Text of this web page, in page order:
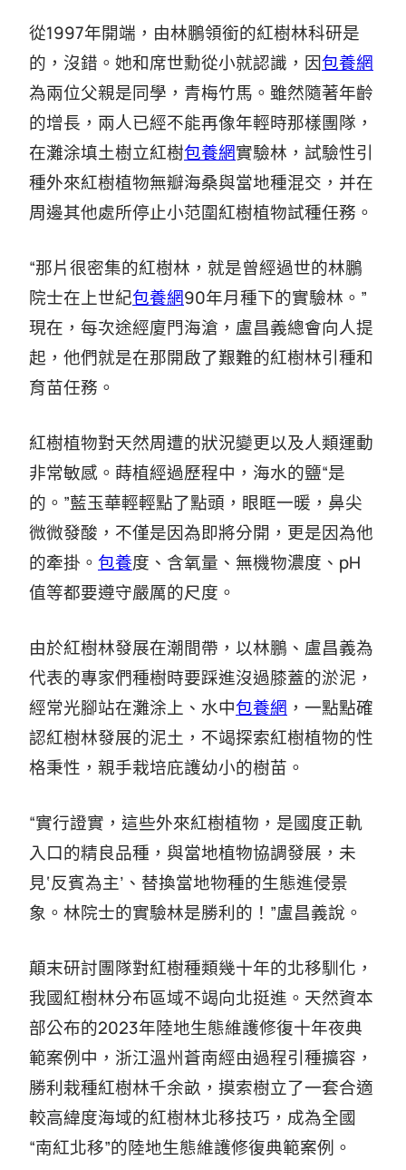
從1997年開端，由林鵬領銜的紅樹林科研是
的，沒錯。她和席世勳從小就認識，因包養網
為兩位父親是同學，青梅竹馬。雖然隨著年齡
的增長，兩人已經不能再像年輕時那樣團隊，
在灘涂填土樹立紅樹包養網實驗林，試驗性引
種外來紅樹植物無瓣海桑與當地種混交，并在
周邊其他處所停止小范圍紅樹植物試種任務。
“那片很密集的紅樹林，就是曾經過世的林鵬
院士在上世紀包養網90年月種下的實驗林。”
現在，每次途經廈門海滄，盧昌義總會向人提
起，他們就是在那開啟了艱難的紅樹林引種和
育苗任務。
紅樹植物對天然周遭的狀況變更以及人類運動
非常敏感。蒔植經過歷程中，海水的鹽“是
的。”藍玉華輕輕點了點頭，眼眶一暖，鼻尖
微微發酸，不僅是因為即將分開，更是因為他
的牽掛。 包養度、含氧量、無機物濃度、pH
值等都要遵守嚴厲的尺度。
由於紅樹林發展在潮間帶，以林鵬、盧昌義為
代表的專家們種樹時要踩進沒過膝蓋的淤泥，
經常光腳站在灘涂上、水中包養網 ，一點點確
認紅樹林發展的泥土，不竭探索紅樹植物的性
格秉性，親手栽培庇護幼小的樹苗。
“實行證實，這些外來紅樹植物，是國度正軌
入口的精良品種，與當地植物協調發展，未
見‘反賓為主’、替換當地物種的生態進侵景
象。林院士的實驗林是勝利的！”盧昌義說。
顛末研討團隊對紅樹種類幾十年的北移馴化，
我國紅樹林分布區域不竭向北挺進。天然資本
部公布的2023年陸地生態維護修復十年夜典
範案例中，浙江溫州蒼南經由過程引種擴容，
勝利栽種紅樹林千余畝，摸索樹立了一套合適
較高緯度海域的紅樹林北移技巧，成為全國
“南紅北移”的陸地生態維護修復典範案例。